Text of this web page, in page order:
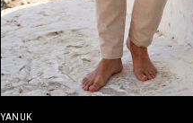
YANUK